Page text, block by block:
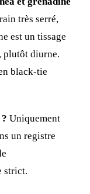
très serré,
est un tissage
plutôt diurne.
black-tie
Uniquement
un registre
strict.